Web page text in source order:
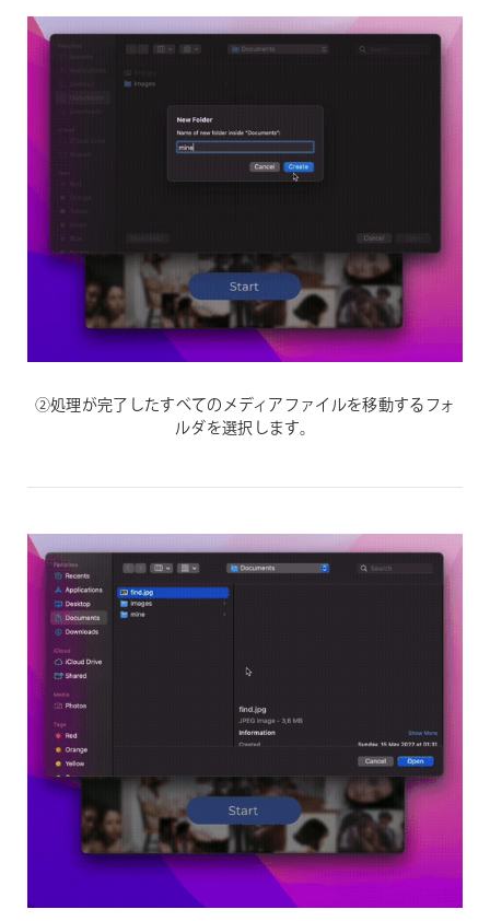
②処理が完了したすべてのメディアファイルを移動するフォ
ルダを選択します。